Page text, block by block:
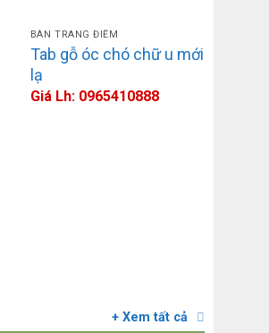
BẾP
nội thất phòng bếp PB5857
BÀN TRANG ĐIỂM
Tab gỗ óc chó chữ u mới
lạ
Giá Lh: 0965410888
+ Xem tất cả